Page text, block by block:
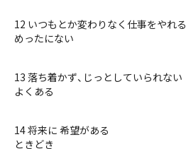
12 いつもとか変わりなく仕事をやれる
めったにない
13 落ち着かず、じっとしていられない
よくある
14 将来に 希望がある
ときどき